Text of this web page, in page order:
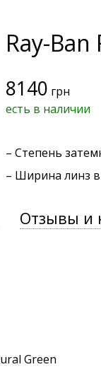
Ray-Ban
8140 грн
есть в наличии
– Степень
– Ширина линз
Отзывы и